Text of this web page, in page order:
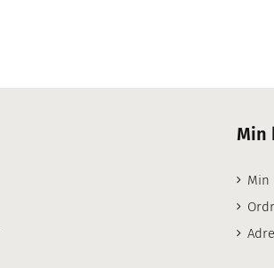
Min
Min